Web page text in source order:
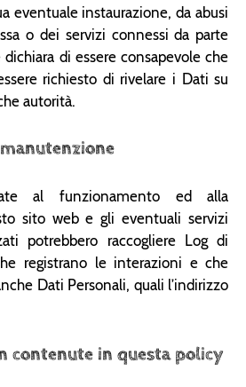
eventuale instaurazione, da abusi
o dei servizi connessi da parte
dichiara di essere consapevole che
richiesto di rivelare i Dati su
autorità.
al funzionamento ed alla
sito web e gli eventuali servizi
potrebbero raccogliere Log di
registrano le interazioni e che
Dati Personali, quali l’indirizzo
contenute in questa policy